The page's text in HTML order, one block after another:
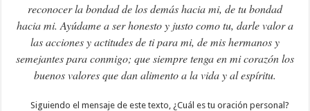
reconocer la bondad de los demás hacia mi, de tu bondad
hacia mi. Ayúdame a ser honesto y justo como tu, darle valor a
las acciones y actitudes de ti para mi, de mis hermanos y
semejantes para conmigo; que siempre tenga en mi corazón los
buenos valores que dan alimento a la vida y al espíritu.
‍Siguiendo el mensaje de este texto, ¿Cuál es tu oración personal?